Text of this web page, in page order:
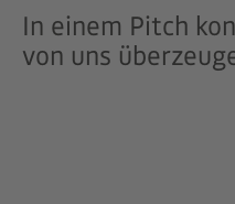
In einem Pitch
von uns